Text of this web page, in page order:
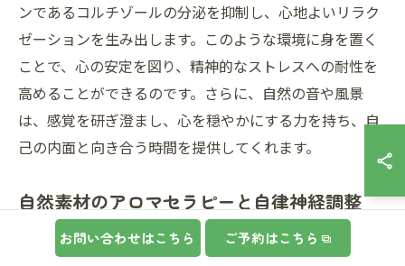
ンであるコルチゾールの分泌を抑制し、心地よいリラク
ゼーションを生み出します。このような環境に身を置く
ことで、心の安定を図り、精神的なストレスへの耐性を
高めることができるのです。さらに、自然の音や風景
は、感覚を研ぎ澄まし、心を穏やかにする力を持ち、自
己の内面と向き合う時間を提供してくれます。
自然素材のアロマセラピーと自律神経調整
アロマセラピーは、自律神経を整えるための有効な手段
お問い合わせはこちら ご予約はこちら